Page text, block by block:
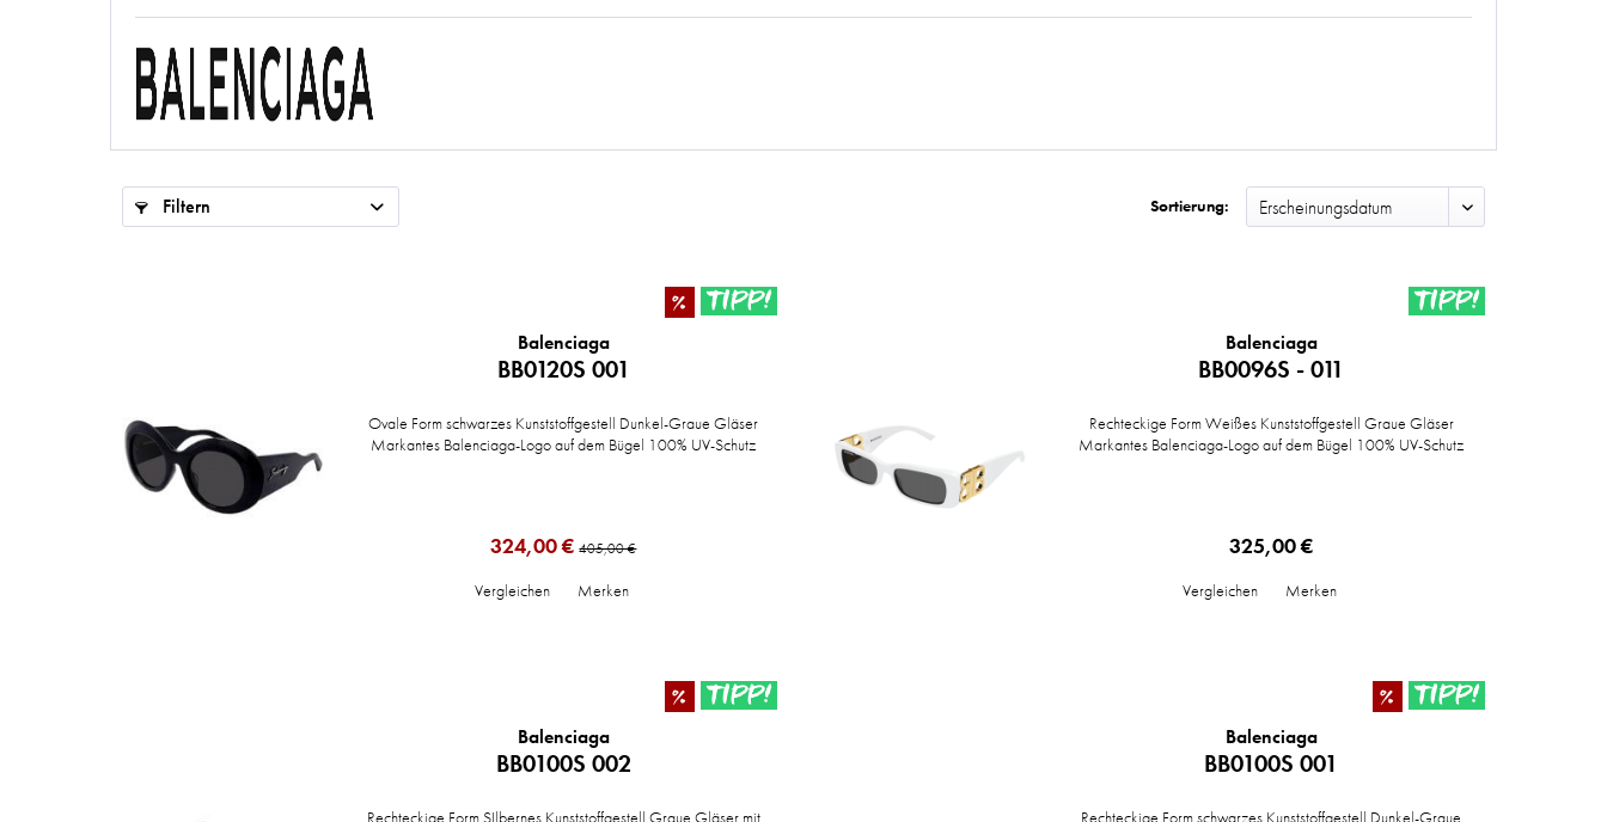
Filtern Sortierung:
% TIPP!
Balenciaga
BB0120S 001
Ovale Form schwarzes Kunststoffgestell Dunkel-Graue Gläser
Markantes Balenciaga-Logo auf dem Bügel 100% UV-Schutz
324,00 € 405,00 €
Vergleichen Merken
TIPP!
Balenciaga
BB0096S - 011
Rechteckige Form Weißes Kunststoffgestell Graue Gläser
Markantes Balenciaga-Logo auf dem Bügel 100% UV-Schutz
325,00 €
Vergleichen Merken
% TIPP!
Balenciaga
BB0100S 002
Rechteckige Form SIlbernes Kunststoffgestell Graue Gläser mit
% TIPP!
Balenciaga
BB0100S 001
Rechteckige Form schwarzes Kunststoffgestell Dunkel-Graue